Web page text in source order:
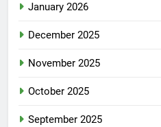
January 2026
December 2025
November 2025
October 2025
September 2025